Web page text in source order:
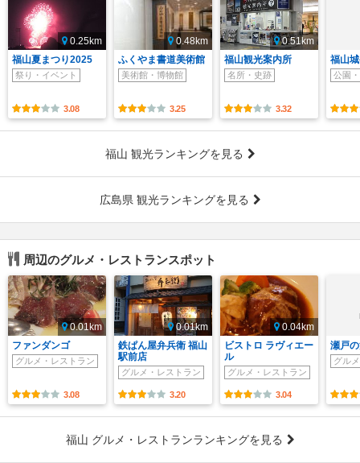
0.25km
福山夏まつり2025
祭り・イベント
3.08
0.48km
ふくやま書道美術館
美術館・博物館
3.25
0.51km
福山観光案内所
名所・史跡
3.32
福山
公園
福山 観光ランキングを見る
広島県 観光ランキングを見る
周辺のグルメ・レストランスポット
0.01km
ファンダンゴ
グルメ・レストラン
3.08
0.01km
鉄ぱん屋弁兵衛 福山
駅前店
グルメ・レストラン
3.20
0.04km
ビストロ ラヴィエー
ル
グルメ・レストラン
3.04
瀬戸
グル
福山 グルメ・レストランランキングを見る